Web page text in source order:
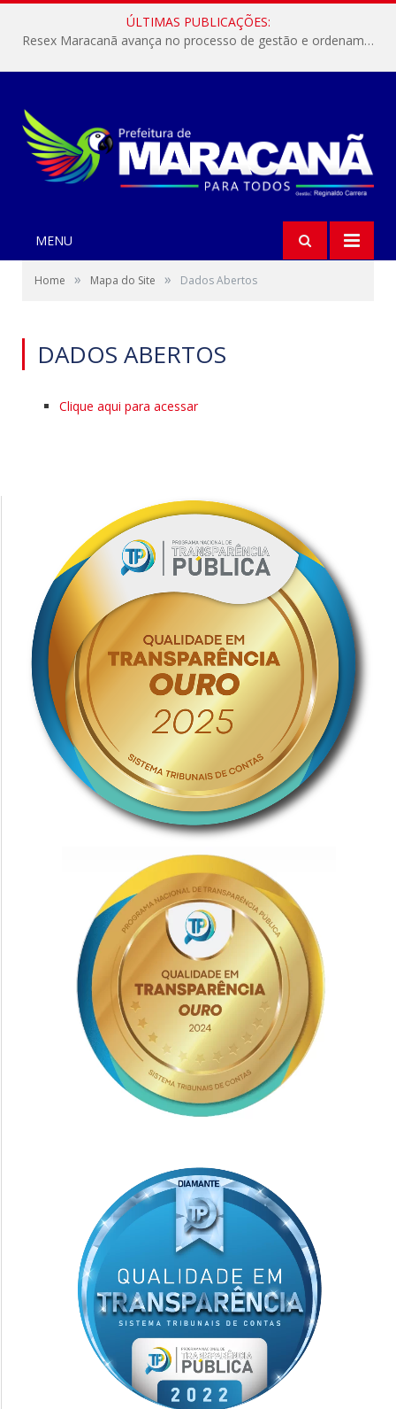
ÚLTIMAS PUBLICAÇÕES:
Resex Maracanã avança no processo de gestão e ordenamento do turismo em nossas áreas protegidas.
MENU
Home » Mapa do Site » Dados Abertos
DADOS ABERTOS
Clique aqui para acessar